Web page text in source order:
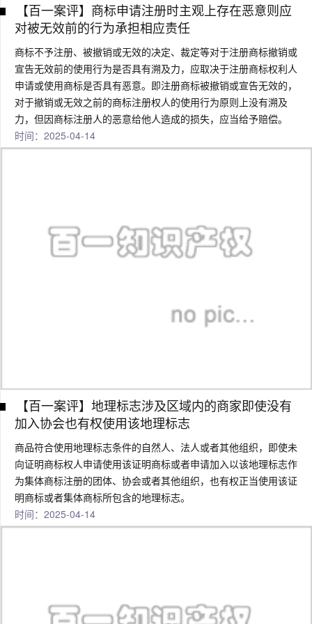
【百一案评】商标申请注册时主观上存在恶意则应
对被无效前的行为承担相应责任
商标不予注册、被撤销或无效的决定、裁定等对于注册商标撤销或
宣告无效前的使用行为是否具有溯及力，应取决于注册商标权利人
申请或使用商标是否具有恶意。即注册商标被撤销或宣告无效的，
对于撤销或无效之前的商标注册权人的使用行为原则上没有溯及
力，但因商标注册人的恶意给他人造成的损失，应当给予赔偿。
时间：2025-04-14
【百一案评】地理标志涉及区域内的商家即使没有
加入协会也有权使用该地理标志
商品符合使用地理标志条件的自然人、法人或者其他组织，即使未
向证明商标权人申请使用该证明商标或者申请加入以该地理标志作
为集体商标注册的团体、协会或者其他组织，也有权正当使用该证
明商标或者集体商标所包含的地理标志。
时间：2025-04-14